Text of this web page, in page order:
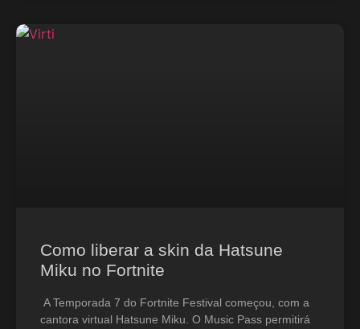
Como liberar a skin da Hatsune
Miku no Fortnite
A Temporada 7 do Fortnite Festival começou, com a
cantora virtual Hatsune Miku. O Music Pass permitirá